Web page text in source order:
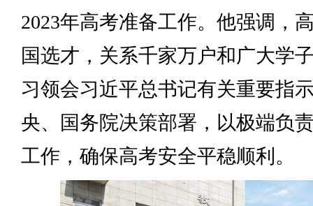
2023年高考准备工作。他强调，
国选才，关系千家万户和广大学
习领会习近平总书记有关重要指
央、国务院决策部署，以极端负
工作，确保高考安全平稳顺利。